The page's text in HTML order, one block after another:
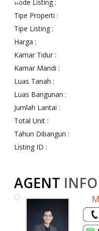
Kode Listing :
Tipe Properti :
Tipe Listing :
Harga :
Kamar Tidur :
Kamar Mandi :
Luas Tanah :
Luas Bangunan :
Jumlah Lantai :
Total Unit :
Tahun Dibangun :
Listing ID :
AGENT INFO